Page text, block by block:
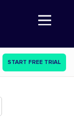
Abre a navegação
START FREE TRIAL